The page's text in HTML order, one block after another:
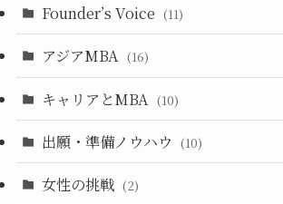
Founder’s Voice (11)
アジアMBA (16)
キャリアとMBA (10)
出願・準備ノウハウ (10)
女性の挑戦 (2)